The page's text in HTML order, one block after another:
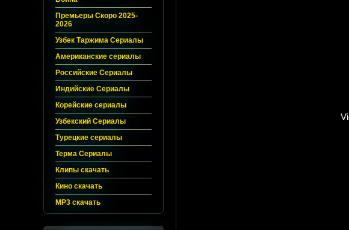
Премьеры Скоро 2025-
2026
Узбек Таржима Сериалы
Американские сериалы
Российские Сериалы
Индийские Сериалы
Корейские сериалы
Узбекский Сериалы
Турецкие сериалы
Терма Сериалы
Клипы скачать
Кино скачать
MP3 скачать